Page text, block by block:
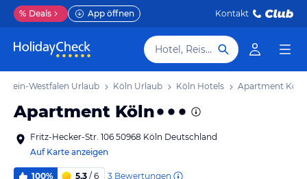
% Deals App öffnen Kontakt
Hotel, Reiseziel
Westfalen Urlaub Köln Urlaub Köln Hotels Apartment Köln
Apartment Köln
Fritz-Hecker-Str. 106 50968 Köln Deutschland
Auf Karte anzeigen
100% 5,3 / 6 3 Bewertungen